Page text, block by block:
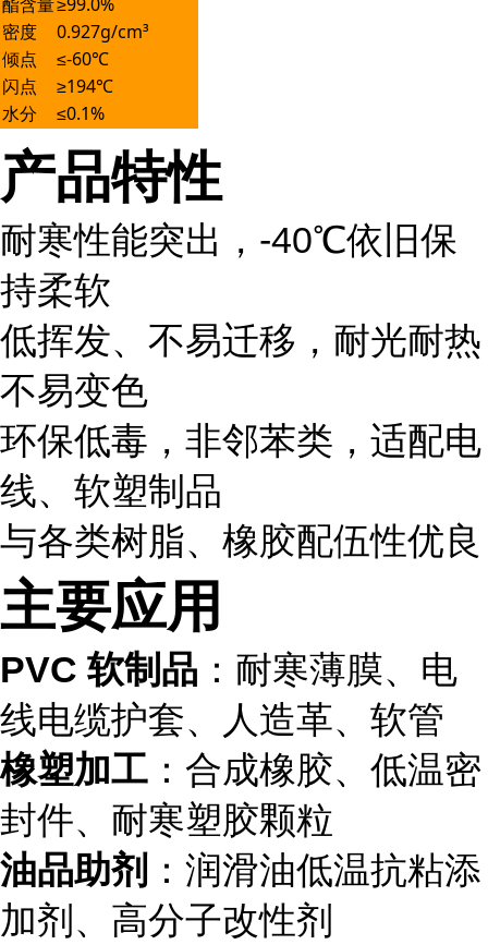
密度
0.927g/cm³
倾点
≤-60℃
闪点
≥194℃
水分
≤0.1%
产品特性
耐寒性能突出，-40℃依旧保
持柔软
低挥发、不易迁移，耐光耐热
不易变色
环保低毒，非邻苯类，适配电
线、软塑制品
与各类树脂、橡胶配伍性优良
主要应用
PVC 软制品 ：耐寒薄膜、电
线电缆护套、人造革、软管
橡塑加工 ：合成橡胶、低温密
封件、耐寒塑胶颗粒
油品助剂 ：润滑油低温抗粘添
加剂、高分子改性剂